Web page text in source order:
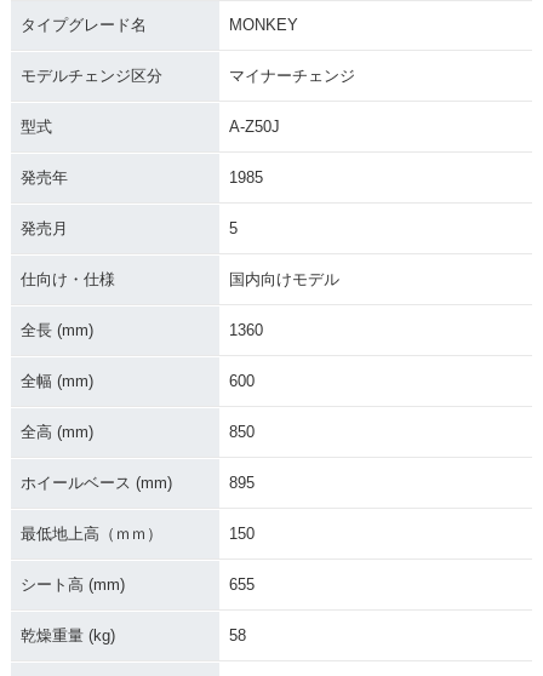
くまモンバージョ
mited・特別・限定
2012年 MONKEY・
2011年 MONKEY Li
mited・特別・限定
0周年スペシャル・
タイプグレード名 MONKEY
モデルチェンジ区分 マイナーチェンジ
型式 A-Z50J
発売年 1985
発売月 5
仕向け・仕様 国内向けモデル
全長 (mm) 1360
全幅 (mm) 600
全高 (mm) 850
ホイールベース (mm) 895
最低地上高（ｍｍ） 150
シート高 (mm) 655
乾燥重量 (kg) 58